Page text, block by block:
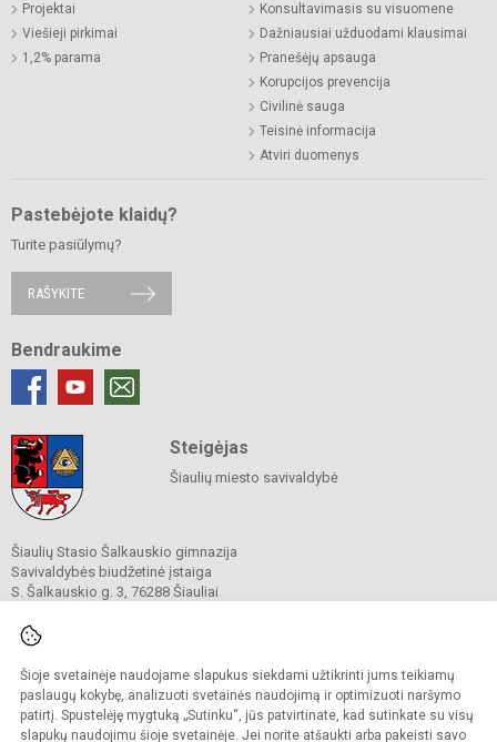
Šioje svetainėje naudojame slapukus siekdami užtikrinti jums teikiamų
paslaugų kokybę, analizuoti svetainės naudojimą ir optimizuoti naršymo
patirtį. Spustelėję mygtuką „Sutinku“, jūs patvirtinate, kad sutinkate su visų
slapukų naudojimu šioje svetainėje. Jei norite atšaukti arba pakeisti savo
Projektai
Viešieji pirkimai
1,2% parama
Konsultavimasis su visuomene
Dažniausiai užduodami klausimai
Pranešėjų apsauga
Korupcijos prevencija
Civilinė sauga
Teisinė informacija
Atviri duomenys
Pastebėjote klaidų?
Turite pasiūlymų?
RAŠYKITE
Bendraukime
Steigėjas
Šiaulių miesto savivaldybė
Šiaulių Stasio Šalkauskio gimnazija
Savivaldybės biudžetinė įstaiga
S. Šalkauskio g. 3, 76288 Šiauliai
El. p.
www.salkauskis.lt
Duomenys kaupiami ir saugomi
Juridinių asmenų registre
Įmonės kodas 190531418